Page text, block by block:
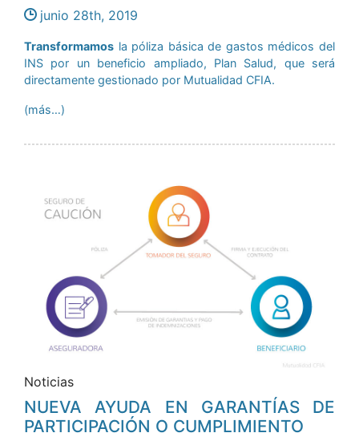
junio 28th, 2019
Transformamos la póliza básica de gastos médicos del
INS por un beneficio ampliado, Plan Salud, que será
directamente gestionado por Mutualidad CFIA.
(más…)
Noticias
NUEVA AYUDA EN GARANTÍAS DE
PARTICIPACIÓN O CUMPLIMIENTO